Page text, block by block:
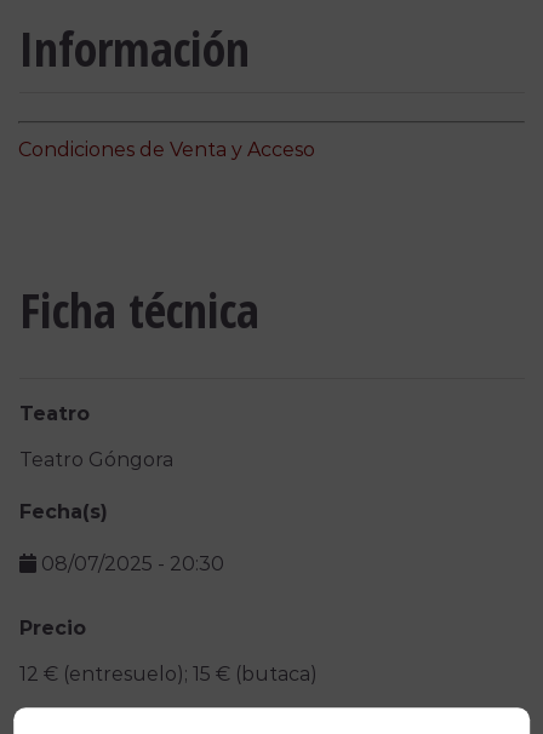
Información
Condiciones de Venta y Acceso
Ficha técnica
Teatro
Teatro Góngora
Fecha(s)
08/07/2025 - 20:30
Precio
12 € (entresuelo); 15 € (butaca)